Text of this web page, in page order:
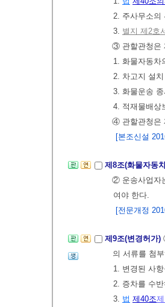
2. 주사무소의
3. 별지 제2호
③ 관할관청은
1. 화물자동차
2. 차고지 설
3. 화물운송
4. 적재물배상
④ 관할관청은
[본조신설
제8조(화물자동
② 운송사업자
여야 한다.
[전문개정
제9조(변경허가)
의 서류를 첨
1. 변경된 사
2. 증차를 수
3. 법 제40조